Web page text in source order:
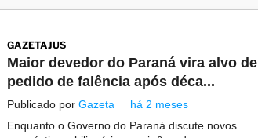
GAZETAJUS
Maior devedor do Paraná vira alvo de
pedido de falência após déca...
Publicado porGazeta
há 2 meses
Enquanto o Governo do Paraná discute novos